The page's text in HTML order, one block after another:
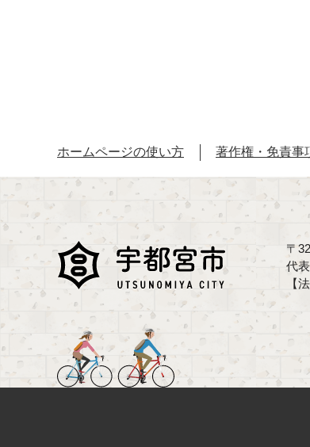
ホームページの使い方 著作権・免責事
〒
代
【